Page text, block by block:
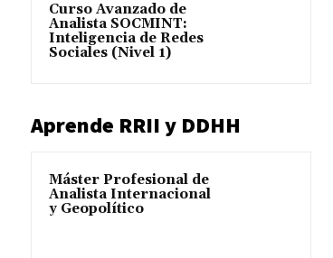
Curso Avanzado de
Analista SOCMINT:
Inteligencia de Redes
Sociales (Nivel 1)
Aprende RRII y DDHH
Máster Profesional de
Analista Internacional
y Geopolítico